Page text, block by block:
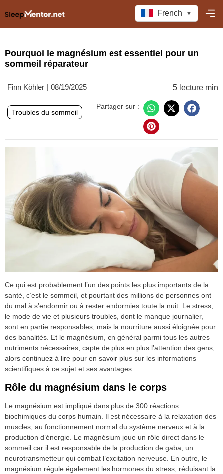
French ▼
Pourquoi le magnésium est essentiel pour un
sommeil réparateur
Finn Köhler | 08/19/2025 5 lecture min
Troubles du sommeil
Partager sur :
Ce qui est probablement l’un des points les plus importants de la
santé, c’est le sommeil, et pourtant des millions de personnes ont
du mal à s’endormir ou à rester endormies toute la nuit. Le stress,
le mode de vie et plusieurs troubles, dont le manque journalier,
sont en partie responsables, mais la nourriture aussi éloignée pour
des banalités. Et le magnésium, en général parmi tous les autres
nutriments nécessaires, capte de plus en plus l’attention des gens,
alors continuez à lire pour en savoir plus sur les informations
scientifiques à ce sujet et ses avantages.
Rôle du magnésium dans le corps
Le magnésium est impliqué dans plus de 300 réactions
biochimiques du corps humain. Il est nécessaire à la relaxation des
muscles, au fonctionnement normal du système nerveux et à la
production d’énergie. Le magnésium joue un rôle direct dans le
sommeil car il est responsable de la production de gaba, un
neurotransmetteur qui combat l’excitation nerveuse. En outre, le
magnésium régule également les hormones du stress, réduisant la